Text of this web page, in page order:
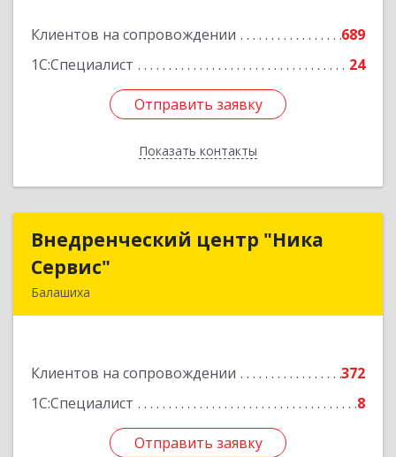
Клиентов на сопровождении
689
1С:Специалист
24
Отправить заявку
Показать контакты
Подробнее
Отправить заявку
Назад
Внедренческий центр "Ника
Сервис"
Балашиха
Клиентов на сопровождении
372
1С:Специалист
8
Отправить заявку
Внедренческий центр "Ника
Подробнее
Отправить заявку